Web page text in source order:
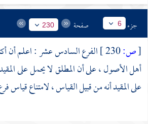
جزء 6 صفحة 230
[ص:230 ] الفرع السادس عشر : اعلم أن
أهل الأصول ، على أن المطلق لا يحمل على
على المقيد أنه من قبيل القياس ، لامتناع